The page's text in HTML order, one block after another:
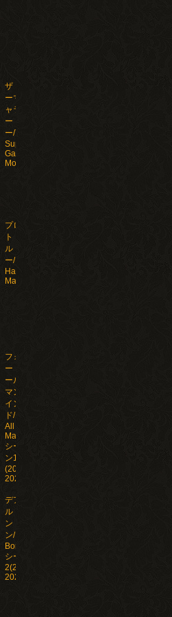
ザ・スーパ
ーマリオギ
ャラクシ
ー・ムービ
ー/The
Super Mario
Galaxy
Movie(2026)
プロジェク
ト・ヘイ
ル・メアリ
ー/Project
Hail
Mary(2026)
フォ
ー・オ
ール・
マンカ
イン
ド/For
All
Mankind
シーズ
ン1-5
(2019-
2026)
デアデビ
ル：ボー
ン・アゲイ
ン/Daredevil:
Born Again
シーズン1-
2(2025-
2026)